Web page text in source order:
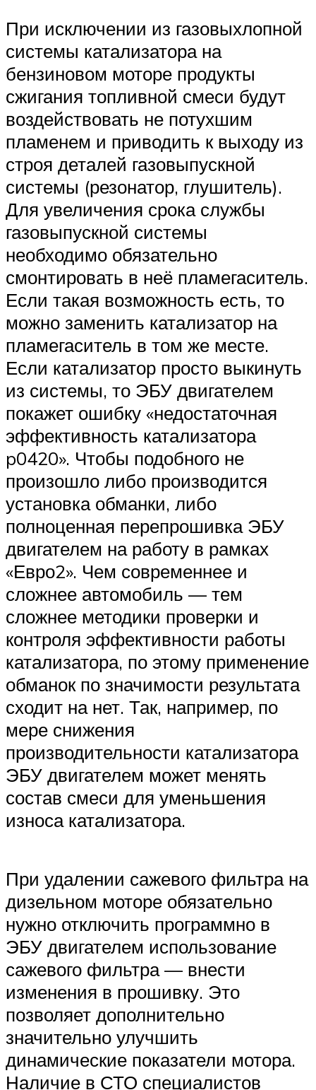
При исключении из газовыхлопной
системы катализатора на
бензиновом моторе продукты
сжигания топливной смеси будут
воздействовать не потухшим
пламенем и приводить к выходу из
строя деталей газовыпускной
системы (резонатор, глушитель).
Для увеличения срока службы
газовыпускной системы
необходимо обязательно
смонтировать в неё пламегаситель.
Если такая возможность есть, то
можно заменить катализатор на
пламегаситель в том же месте.
Если катализатор просто выкинуть
из системы, то ЭБУ двигателем
покажет ошибку «недостаточная
эффективность катализатора
p0420». Чтобы подобного не
произошло либо производится
установка обманки, либо
полноценная перепрошивка ЭБУ
двигателем на работу в рамках
«Евро2». Чем современнее и
сложнее автомобиль — тем
сложнее методики проверки и
контроля эффективности работы
катализатора, по этому применение
обманок по значимости результата
сходит на нет. Так, например, по
мере снижения
производительности катализатора
ЭБУ двигателем может менять
состав смеси для уменьшения
износа катализатора.
При удалении сажевого фильтра на
дизельном моторе обязательно
нужно отключить программно в
ЭБУ двигателем использование
сажевого фильтра — внести
изменения в прошивку. Это
позволяет дополнительно
значительно улучшить
динамические показатели мотора.
Наличие в СТО специалистов